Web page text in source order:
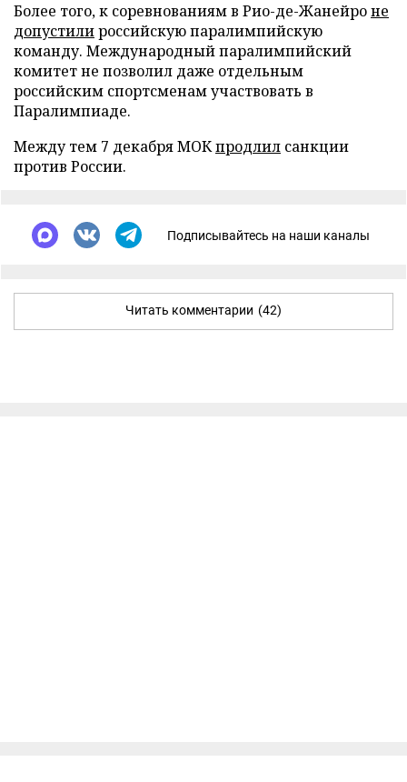
Более того, к соревнованиям в Рио-де-Жанейроне
допустилироссийскую паралимпийскую
команду. Международный паралимпийский
комитет не позволил даже отдельным
российским спортсменам участвовать в
Паралимпиаде.
Между тем 7 декабря МОКпродлил санкции
против России.
Подписывайтесь на наши каналы
Читать комментарии (42)